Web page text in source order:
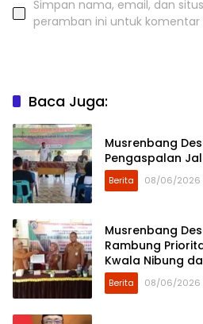
Simpan nama, email, dan
peramban ini untuk komentar
Baca Juga:
Musrenbang
Berita 08/06/2026
Musrenbang
Rambung
Kwala Nibung
Berita 08/06/2026